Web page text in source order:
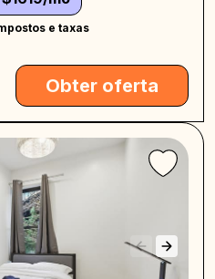
e taxas
Obter oferta